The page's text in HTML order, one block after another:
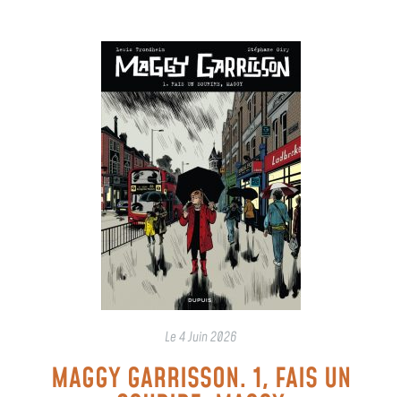
Le4 Juin 2026
MAGGY GARRISSON. 1, FAIS UN